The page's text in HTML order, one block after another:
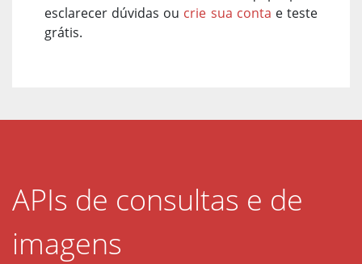
esclarecer dúvidas ou crie sua conta e teste
grátis.
APIs de consultas e de
imagens